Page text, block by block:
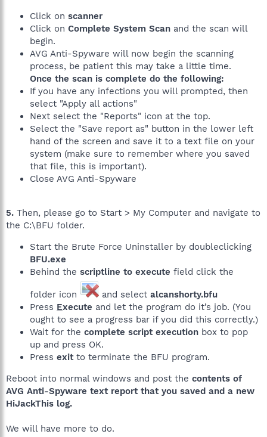
Click on scanner
Click on Complete System Scan and the scan will
begin.
AVG Anti-Spyware will now begin the scanning
process, be patient this may take a little time.
Once the scan is complete do the following:
If you have any infections you will prompted, then
select "Apply all actions"
Next select the "Reports" icon at the top.
Select the "Save report as" button in the lower left
hand of the screen and save it to a text file on your
system (make sure to remember where you saved
that file, this is important).
Close AVG Anti-Spyware
5. Then, please go to Start > My Computer and navigate to
the C:\BFU folder.
Start the Brute Force Uninstaller by doubleclicking
BFU.exe
Behind the scriptline to execute field click the
folder icon and select alcanshorty.bfu
Press Execute and let the program do it’s job. (You
ought to see a progress bar if you did this correctly.)
Wait for the complete script execution box to pop
up and press OK.
Press exitto terminate the BFU program.
Reboot into normal windows and post the contents of
AVG Anti-Spyware text report that you saved and a new
HiJackThis log.
We will have more to do.